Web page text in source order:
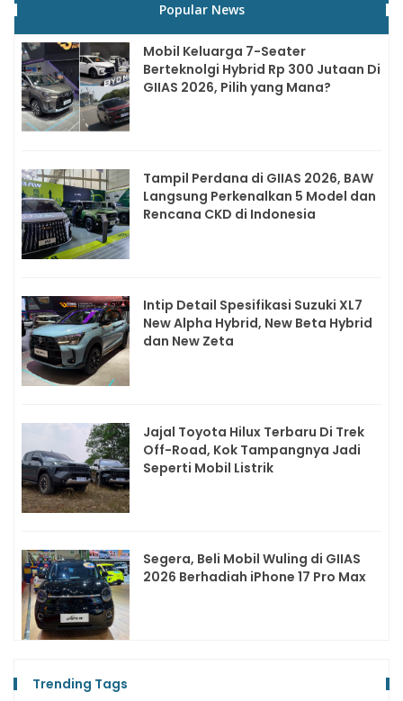
Popular News
Mobil Keluarga 7-Seater
Berteknolgi Hybrid Rp 300 Jutaan Di
GIIAS 2026, Pilih yang Mana?
Tampil Perdana di GIIAS 2026, BAW
Langsung Perkenalkan 5 Model dan
Rencana CKD di Indonesia
Intip Detail Spesifikasi Suzuki XL7
New Alpha Hybrid, New Beta Hybrid
dan New Zeta
Jajal Toyota Hilux Terbaru Di Trek
Off-Road, Kok Tampangnya Jadi
Seperti Mobil Listrik
Segera, Beli Mobil Wuling di GIIAS
2026 Berhadiah iPhone 17 Pro Max
Trending Tags